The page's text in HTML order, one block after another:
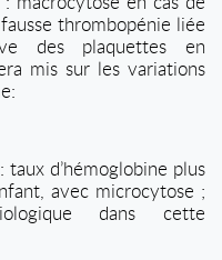
thrombopénie liée
des plaquettes en
mis sur les variations
taux d’hémoglobine plus
avec microcytose ;
dans cette